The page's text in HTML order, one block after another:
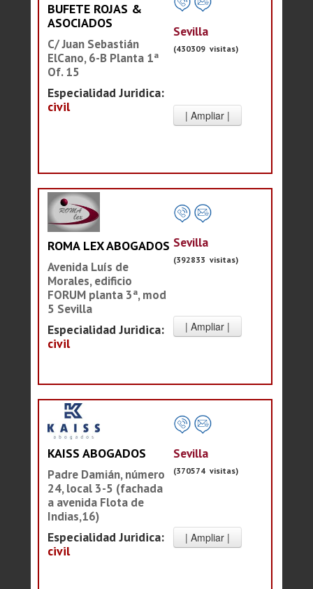
BUFETE ROJAS &
ASOCIADOS
C/ Juan Sebastián
ElCano, 6-B Planta 1ª
Of. 15
Especialidad Juridica:
civil
Sevilla
(430309 visitas)
ROMA LEX ABOGADOS
Avenida Luís de
Morales, edificio
FORUM planta 3ª, mod
5 Sevilla
Especialidad Juridica:
civil
Sevilla
(392833 visitas)
KAISS ABOGADOS
Padre Damián, número
24, local 3-5 (fachada
a avenida Flota de
Indias,16)
Especialidad Juridica:
civil
Sevilla
(370574 visitas)